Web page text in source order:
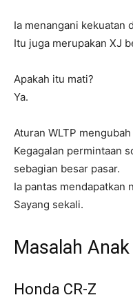
Ia menangani kekuatan
Itu juga merupakan XJ
Apakah itu mati?
Ya.
Aturan WLTP
Kegagalan permintaan
sebagian besar pasar.
Ia pantas mendapatkan
Sayang sekali.
Masalah
Honda CR-Z